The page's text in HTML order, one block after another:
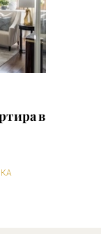
в